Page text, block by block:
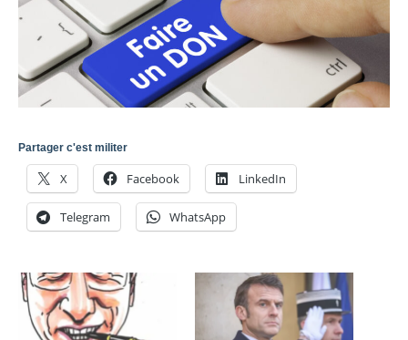
Partager c'est militer
X Facebook LinkedIn
Telegram WhatsApp